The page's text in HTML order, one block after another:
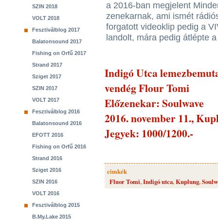
SZIN 2018
VOLT 2018
Fesztiválblog 2017
Balatonsound 2017
Fishing on Orfű 2017
Strand 2017
Sziget 2017
SZIN 2017
VOLT 2017
Fesztiválblog 2016
Balatonsound 2016
EFOTT 2016
Fishing on Orfű 2016
Strand 2016
Sziget 2016
SZIN 2016
VOLT 2016
Fesztiválblog 2015
B.My.Lake 2015
a 2016-ban megjelent
zenekarnak, ami ismét
forgatott videoklip pedig a
landolt, mára pedig átlépte
Indigó Utca
vendég Flour Tomi
Előzenekar: Soulwave
2016. november 11.,
Jegyek: 1000/1200.-
cimkék
Fluor Tomi,Indigó utca,Kuplung,